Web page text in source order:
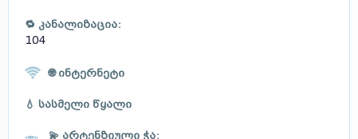
🔁 კანალიზაცია:
104
🌐 ინტერნეტი
💧 სასმელი წყალი
💫 არტენზიული ჭა: